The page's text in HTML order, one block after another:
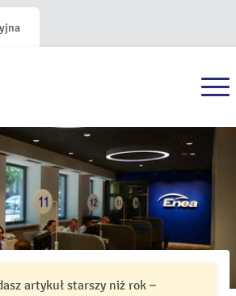
artykuł starszy niż rok –